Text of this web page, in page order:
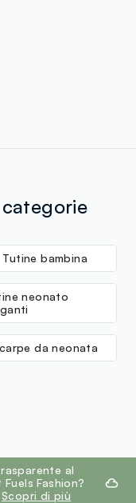
Tutine bambina
neonato
da neonata
al
Fashion?
Scopri di più